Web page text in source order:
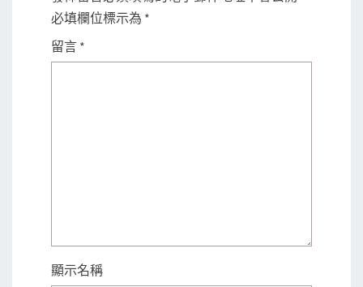
必填欄位標示為 *
留言 *
顯示名稱